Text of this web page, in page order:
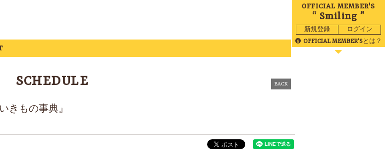
OFFICIAL MEMBER'S
“ Smiling ”
新規登録 ログイン
OFFICIAL MEMBER’Sとは？
SCHEDULE BACK
きもの事典』